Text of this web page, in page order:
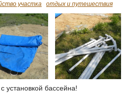
участка отдых и путешествия
установкой бассейна!